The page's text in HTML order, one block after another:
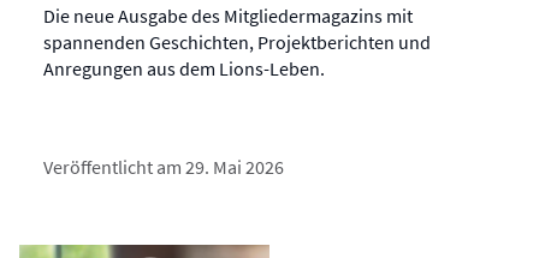
Die neue Ausgabe des Mitgliedermagazins mit
spannenden Geschichten, Projektberichten und
Anregungen aus dem Lions-Leben.
Veröffentlicht am 29. Mai 2026